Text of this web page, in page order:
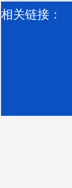
相关链接：